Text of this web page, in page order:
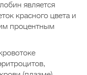
является
красного цвета и
процентным